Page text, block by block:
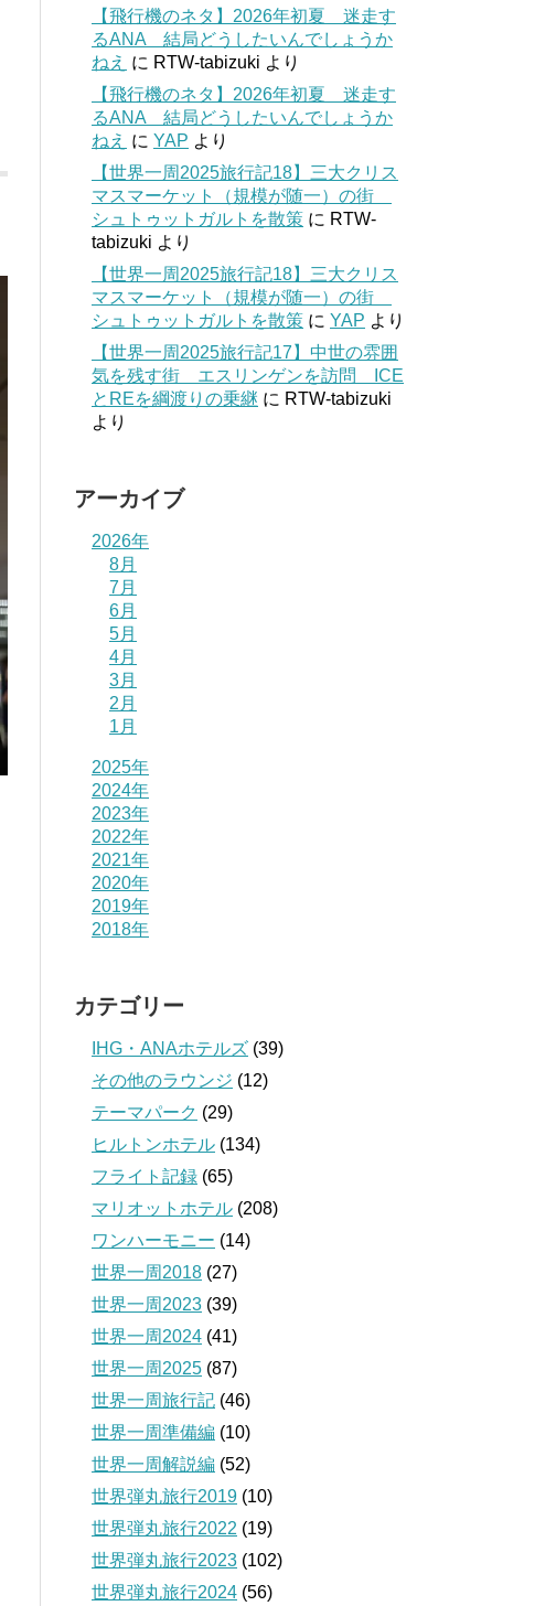
【飛行機のネタ】2026年初夏 迷走す
るANA 結局どうしたいんでしょうか
ねえ に RTW-tabizuki より
【飛行機のネタ】2026年初夏 迷走す
るANA 結局どうしたいんでしょうか
ねえ に YAP より
【世界一周2025旅行記18】三大クリス
マスマーケット（規模が随一）の街
シュトゥットガルトを散策 に RTW-
tabizuki より
【世界一周2025旅行記18】三大クリス
マスマーケット（規模が随一）の街
シュトゥットガルトを散策 に YAP より
【世界一周2025旅行記17】中世の雰囲
気を残す街 エスリンゲンを訪問 ICE
とREを綱渡りの乗継 に RTW-tabizuki
より
アーカイブ
2026年
8月
7月
6月
5月
4月
3月
2月
1月
2025年
2024年
2023年
2022年
2021年
2020年
2019年
2018年
カテゴリー
IHG・ANAホテルズ (39)
その他のラウンジ (12)
テーマパーク (29)
ヒルトンホテル (134)
フライト記録 (65)
マリオットホテル (208)
ワンハーモニー (14)
世界一周2018 (27)
世界一周2023 (39)
世界一周2024 (41)
世界一周2025 (87)
世界一周旅行記 (46)
世界一周準備編 (10)
世界一周解説編 (52)
世界弾丸旅行2019 (10)
世界弾丸旅行2022 (19)
世界弾丸旅行2023 (102)
世界弾丸旅行2024 (56)